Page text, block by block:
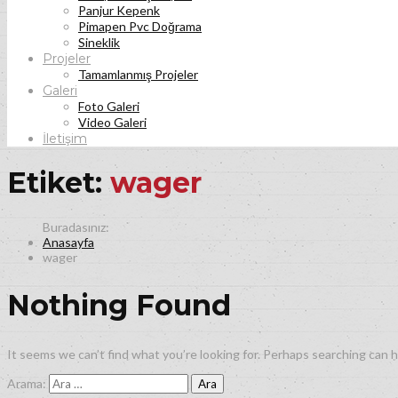
Panjur Kepenk
Pimapen Pvc Doğrama
Sineklik
Projeler
Tamamlanmış Projeler
Galeri
Foto Galeri
Video Galeri
İletişim
Etiket:wager
Anasayfa
wager
Nothing Found
It seems we can’t find what you’re looking for. Perhaps searching can
Arama: